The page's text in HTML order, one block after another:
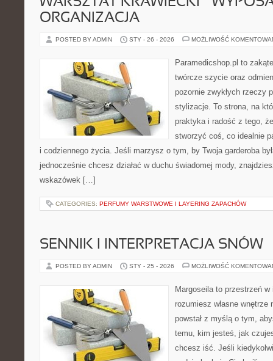
ORGANIZACJA
POSTED BY ADMIN STY - 26 - 2026 MOŻLIWOŚĆ
Paramedicshop.pl to
twórcze szycie oraz
pozornie zwykłych rzeczy
stylizacje. To strona, na
praktyka i radość z tego,
stworzyć coś, co idealnie
i codziennego życia. Jeśli marzysz o tym, by Twoja garderoba
jednocześnie chcesz działać w duchu świadomej mody,
wskazówek […]
CATEGORIES: PERFUMY WARSTWOWE I LAYERING ZAPACHÓW
SENNIK I INTERPRETACJA SNÓW
POSTED BY ADMIN STY - 25 - 2026 MOŻLIWOŚĆ
Margoseila to przestrzeń
rozumiesz własne
powstał z myślą o tym,
temu, kim jesteś, jak
chcesz iść. Jeśli